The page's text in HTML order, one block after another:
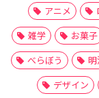
アニメ
雑学
お菓子
べらぼう
デザイン